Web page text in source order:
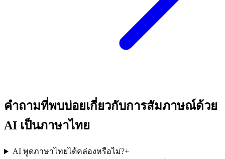
คำถามที่พบบ่อยเกี่ยวกับการสัมภาษณ์ด้วย
AI เป็นภาษาไทย
AI พูดภาษาไทยได้คล่องหรือไม่?+